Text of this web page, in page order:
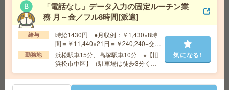
座り仕事！給与即払いOK！高時給！土日休み！運搬作業
[派遣]
給 与 時給1400円
交通費 交通費支給有り
勤務地 浜松駅～車19分 ※車通勤・バイク通勤OK
「電話なし」データ入力の固定ルーチン業
務 月～金／フル8時間[派遣]
給与
時給1430円 ●月収例：￥1,430×8時
間＝￥11,440×21日＝￥240,240+交通
費
勤務地
浜松駅車15分、高塚駅車10分 ※【旧
浜松市中区】（駐車場は徒歩3分くら
いのところにあります（無料））
気になる!